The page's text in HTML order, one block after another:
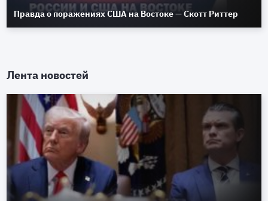
Правда о поражениях США на Востоке — Скотт Риттер
Лента новостей